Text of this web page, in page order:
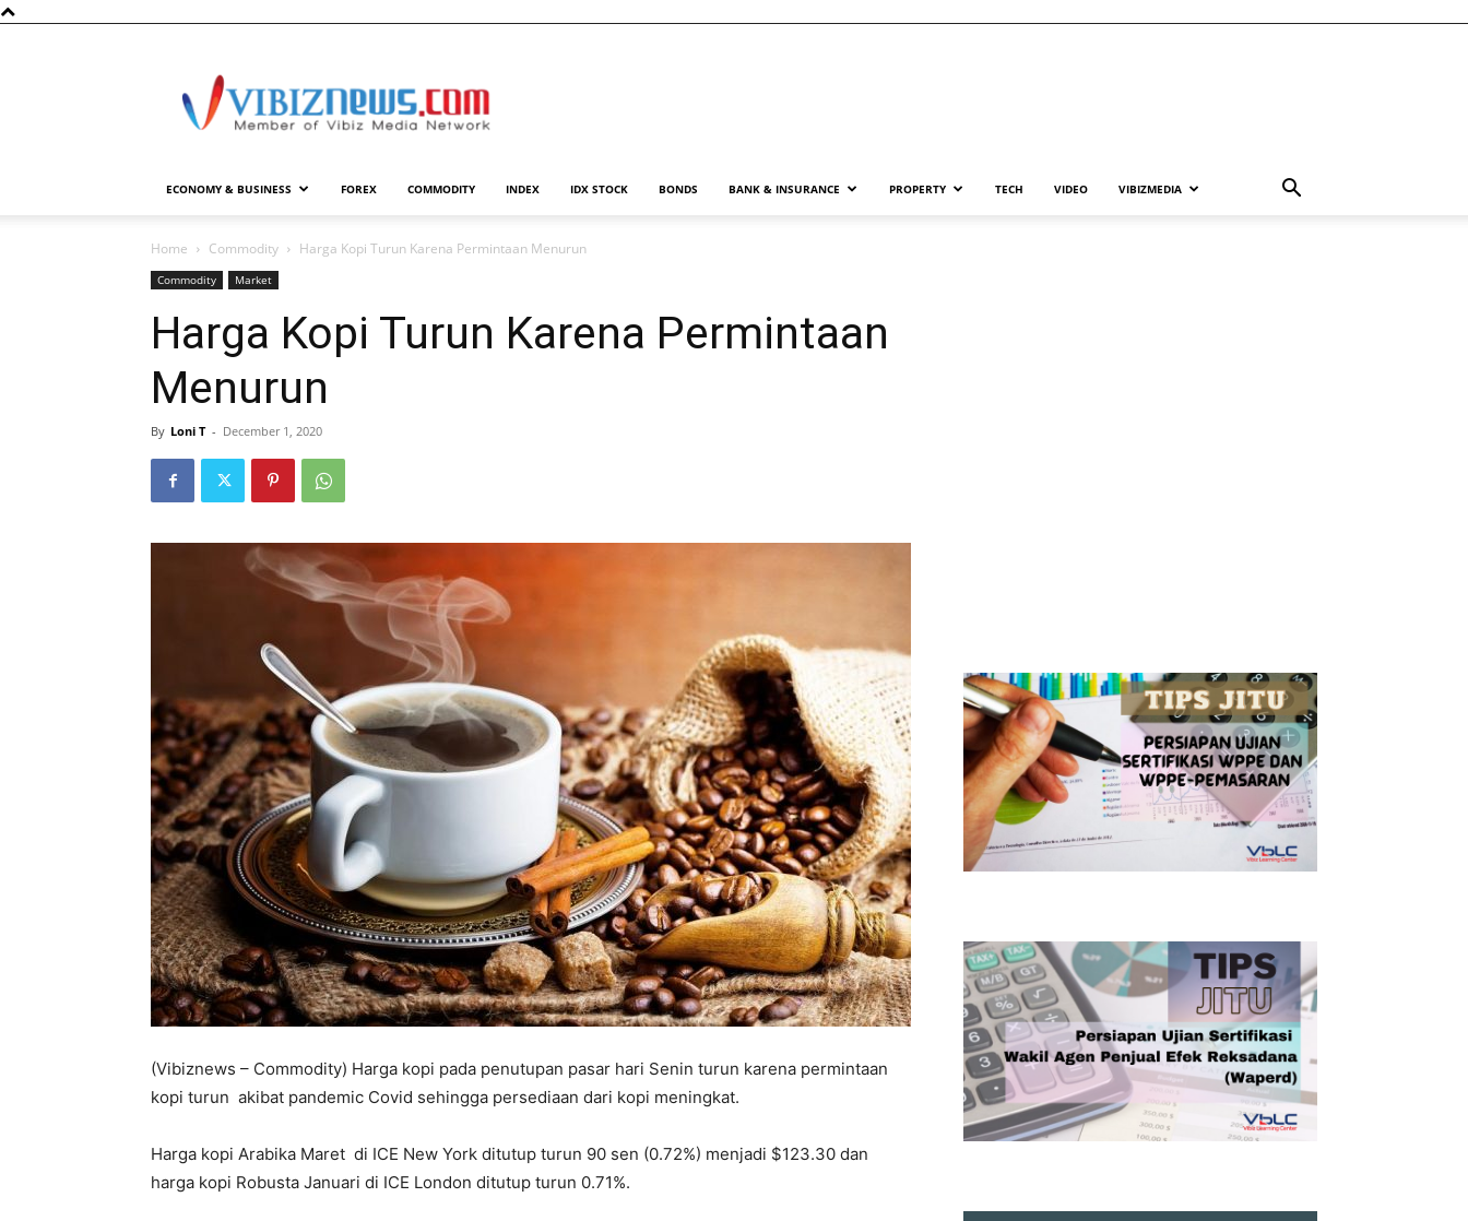
ECONOMY & BUSINESS FOREX COMMODITY INDEX IDX STOCK BONDS BANK & INSURANCE PROPERTY TECH VIDEO VIBIZMEDIA
Home Commodity Harga Kopi Turun Karena Permintaan Menurun
Commodity Market
Harga Kopi Turun Karena Permintaan
Menurun
By Loni T - December 1, 2020
(Vibiznews – Commodity) Harga kopi pada penutupan pasar hari Senin turun karena permintaan
kopi turun akibat pandemic Covid sehingga persediaan dari kopi meningkat.
Harga kopi Arabika Maret di ICE New York ditutup turun 90 sen (0.72%) menjadi $123.30 dan
harga kopi Robusta Januari di ICE London ditutup turun 0.71%.